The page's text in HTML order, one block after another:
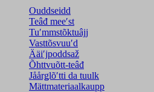
Ouddseidd
Teâđ meeʹst
Tuʹmmstõktuâjj
Vasttõsvuuʹd
Ääiʹjpoddsaž
Õhttvuõtt-teâđ
Jåårǥlõʹtti da tuulk
Mättmateriaalkaupp